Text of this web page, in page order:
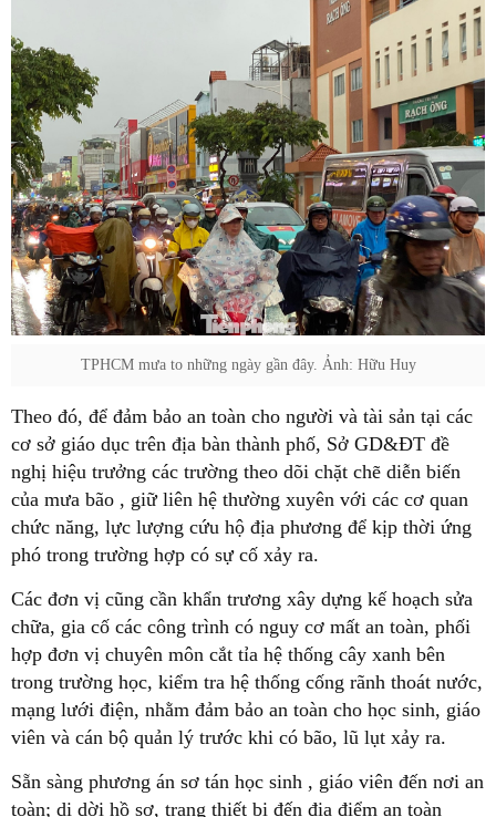
TPHCM mưa to những ngày gần đây. Ảnh: Hữu Huy
Theo đó, để đảm bảo an toàn cho người và tài sản tại các
cơ sở giáo dục trên địa bàn thành phố, Sở GD&ĐT đề
nghị hiệu trưởng các trường theo dõi chặt chẽ diễn biến
của mưa bão , giữ liên hệ thường xuyên với các cơ quan
chức năng, lực lượng cứu hộ địa phương để kịp thời ứng
phó trong trường hợp có sự cố xảy ra.
Các đơn vị cũng cần khẩn trương xây dựng kế hoạch sửa
chữa, gia cố các công trình có nguy cơ mất an toàn, phối
hợp đơn vị chuyên môn cắt tỉa hệ thống cây xanh bên
trong trường học, kiểm tra hệ thống cống rãnh thoát nước,
mạng lưới điện, nhằm đảm bảo an toàn cho học sinh, giáo
viên và cán bộ quản lý trước khi có bão, lũ lụt xảy ra.
Sẵn sàng phương án sơ tán học sinh , giáo viên đến nơi an
toàn; di dời hồ sơ, trang thiết bị đến địa điểm an toàn